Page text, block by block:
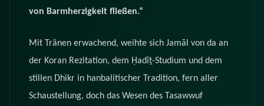
von Barmherzigkeit fließen.“
Mit Tränen erwachend, weihte sich Jamāl von da an
der Koran Rezitation, dem Ḥadīṯ-Studium und dem
stillen Dhikr in hanbalitischer Tradition, fern aller
Schaustellung, doch das Wesen des Tasawwuf